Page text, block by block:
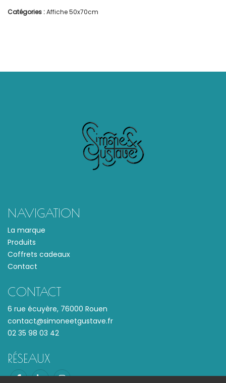
Catégories :Affiche 50x70cm
NAVIGATION
La marque
Produits
Coffrets cadeaux
Contact
CONTACT
6 rue écuyère, 76000 Rouen
contact@simoneetgustave.fr
02 35 98 03 42
RÉSEAUX